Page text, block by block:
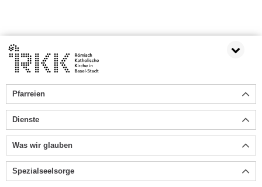
Pfarreien
Dienste
Was wir glauben
Spezialseelsorge